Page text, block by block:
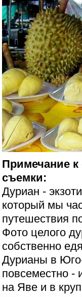
Примечание
съемки:
Дуриан -
который мы
путешествия
Фото целого
собственно
Дурианы в
повсеместно -
на Яве и в